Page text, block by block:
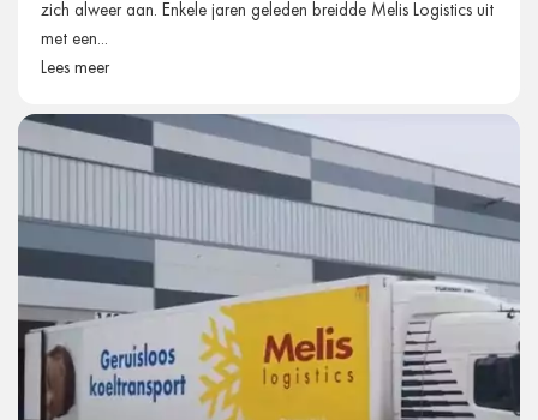
zich alweer aan. Enkele jaren geleden breidde Melis Logistics uit
met een...
Lees meer